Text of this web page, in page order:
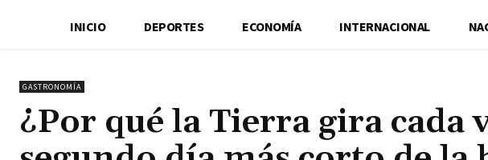
INICIO DEPORTES ECONOMÍA INTERNACIONAL
GASTRONOMÍA
¿Por qué la Tierra gira cada